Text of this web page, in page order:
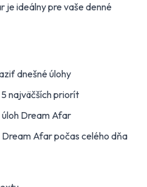
je ideálny pre vaše denné
dnešné úlohy
najväčších priorít
Dream Afar
Afar počas celého dňa